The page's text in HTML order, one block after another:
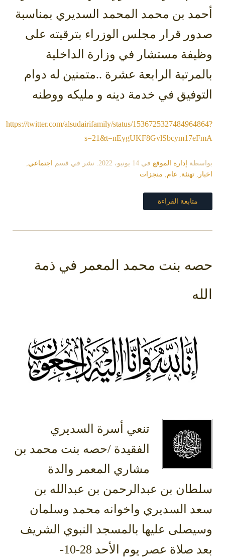
أحمد بن محمد المحمد السديري بمناسبة
صدور قرار مجلس الوزراء بترقيته على
وظيفة مستشار في ‫وزارة الداخلية‬
بالمرتبة الرابعة عشرة ..متمنين له دوام
التوفيق في خدمة دينه و مليكه ووطنه
https://twitter.com/alsudairifamily/status/1536725327484964864?
s=21&t=nEygUKF8GvlSbcym17eFmA
بواسطة إدارة الموقع في 14 يونيو، 2022 . نشر في قسم اجتماعي,
اخبار , تهنئة, عام, منجزات
متابعة القراءة
حصه بنت محمد المعمر في ذمة
الله
تنعي أسرة السديري
الفقيدة /حصه بنت محمد بن
مشاري المعمر والدة
سلطان بن عبدالرحمن بن عبدالله بن
سعد السديري واخوانه محمد وسلمان
وسيصلى عليها بالمسجد النبوي الشريف
بعد صلاة عصر يوم الأحد 28-10-